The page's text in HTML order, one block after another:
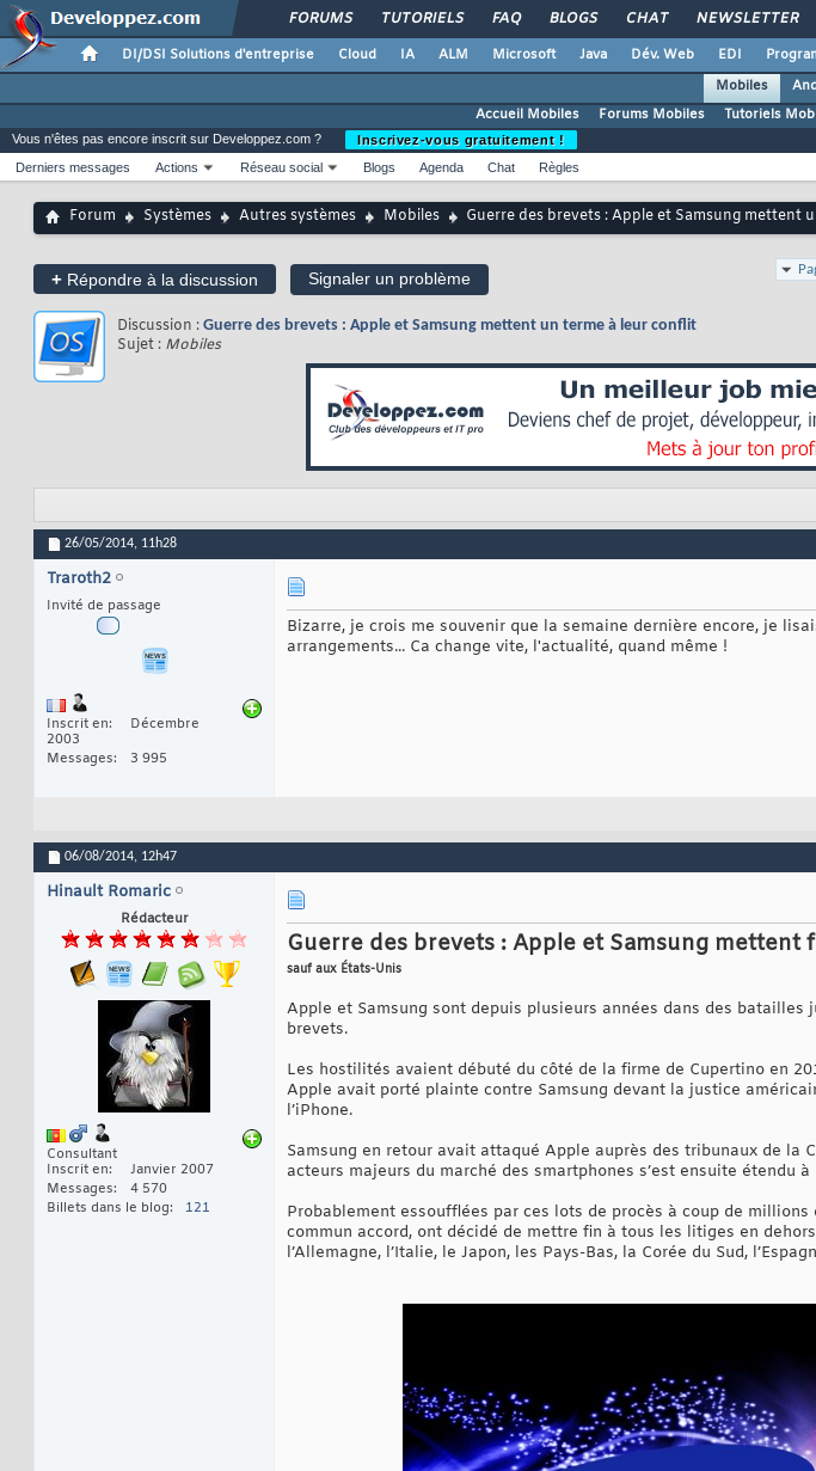
FORUMS TUTORIELS FAQ BLOGS CHAT NEWSLETTER
DI/DSI Solutions d'entreprise Cloud IA ALM Microsoft Java Dév. Web EDI
Mobiles
Accueil Mobiles
Forums Mobiles Tutoriels
Vous n'êtes pas encore inscrit sur Developpez.com ?
Inscrivez-vous gratuitement !
Derniers messages
Actions Réseau social Blogs Agenda Chat Règles
Forum Systèmes Autres systèmes Mobiles Guerre des brevets : Apple et Samsung mettent
+ Répondre à la discussion Signaler un problème
Discussion : Guerre des brevets : Apple et Samsung mettent un terme à leur conflit
Sujet : Mobiles
26/05/2014, 11h28
Traroth2
Invité de passage
Inscrit en
Décembre
2003
Messages
3 995
Bizarre, je crois me souvenir que la semaine dernière encore, je
arrangements... Ca change vite, l'actualité, quand même !
06/08/2014, 12h47
Hinault Romaric
Rédacteur
Consultant
Inscrit en
Janvier 2007
Messages
4 570
Billets dans le blog
121
Guerre des brevets : Apple et Samsung
sauf aux États-Unis
Apple et Samsung sont depuis plusieurs années dans des
brevets.
Les hostilités avaient débuté du côté de la firme de Cupertino en
Apple avait porté plainte contre Samsung devant la justice
l’iPhone.
Samsung en retour avait attaqué Apple auprès des tribunaux de la
acteurs majeurs du marché des smartphones s’est ensuite étendu
Probablement essoufflées par ces lots de procès à coup de
commun accord, ont décidé de mettre fin à tous les litiges en
l’Allemagne, l’Italie, le Japon, les Pays-Bas, la Corée du Sud,